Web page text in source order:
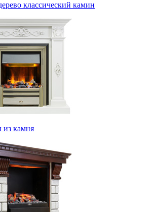
классический камин
из камня